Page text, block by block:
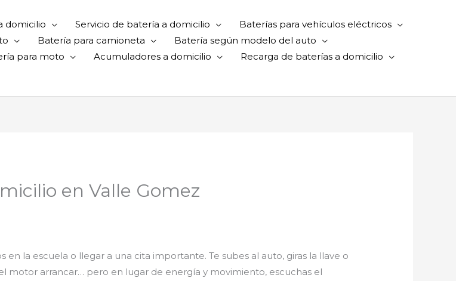
domicilio Servicio de batería a domicilio
Baterías para vehículos eléctricos
Batería para camioneta
Batería según modelo del auto
para moto Acumuladores a domicilio
Recarga de baterías a domicilio
en Valle Gomez
en la escuela o llegar a una cita importante. Te subes al auto, giras la llave o
motor arrancar… pero en lugar de energía y movimiento, escuchas el